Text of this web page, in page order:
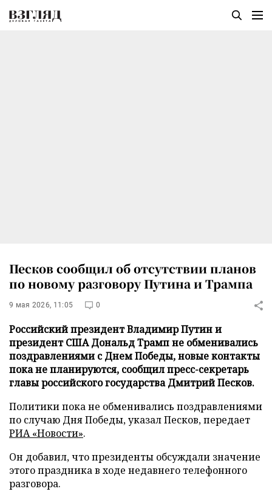
Песков сообщил об отсутствии планов
по новому разговору Путина и Трампа
9 мая 2026, 11:05 0
Российский президент Владимир Путин и
президент США Дональд Трамп не обменивались
поздравлениями с Днем Победы, новые контакты
пока не планируются, сообщил пресс-секретарь
главы российского государства Дмитрий Песков.
Политики пока не обменивались поздравлениями
по случаю Дня Победы, указал Песков, передает
РИА «Новости».
Он добавил, что президенты обсуждали значение
этого праздника в ходе недавнего телефонного
разговора.